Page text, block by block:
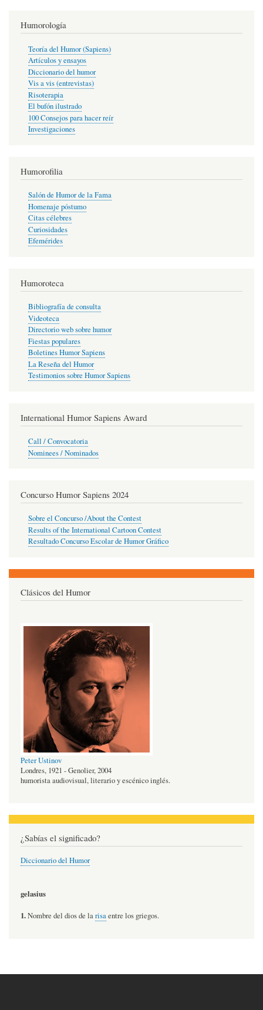
Humorología
Teoría del Humor (Sapiens)
Artículos y ensayos
Diccionario del humor
Vis a vis (entrevistas)
Risoterapia
El bufón ilustrado
100 Consejos para hacer reír
Investigaciones
Humorofilia
Salón de Humor de la Fama
Homenaje póstumo
Citas célebres
Curiosidades
Efemérides
Humoroteca
Bibliografía de consulta
Videoteca
Directorio web sobre humor
Fiestas populares
Boletines Humor Sapiens
La Reseña del Humor
Testimonios sobre Humor Sapiens
International Humor Sapiens Award
Call / Convocatoria
Nominees / Nominados
Concurso Humor Sapiens 2024
Sobre el Concurso /About the Contest
Results of the International Cartoon Contest
Resultado Concurso Escolar de Humor Gráfico
Clásicos del Humor
Peter Ustinov
Londres, 1921 - Genolier, 2004
humorista audiovisual, literario y escénico inglés.
¿Sabías el significado?
Diccionario del Humor
gelasius
1.Nombre del dios de larisaentre los griegos.